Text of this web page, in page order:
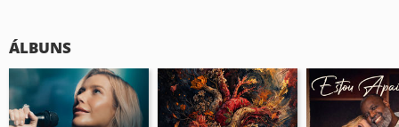
ÁLBUNS